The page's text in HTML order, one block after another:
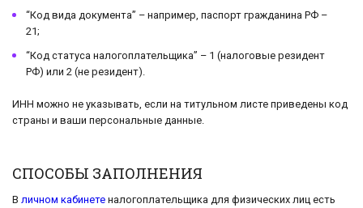
“Код вида документа” – например, паспорт гражданина РФ –
21;
“Код статуса налогоплательщика” – 1 (налоговые резидент
РФ) или 2 (не резидент).
ИНН можно не указывать, если на титульном листе приведены код
страны и ваши персональные данные.
СПОСОБЫ ЗАПОЛНЕНИЯ
В личном кабинете налогоплательщика для физических лиц есть